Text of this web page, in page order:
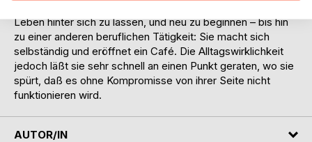
Leben hinter sich zu lassen, und neu zu beginnen – bis hin
zu einer anderen beruflichen Tätigkeit: Sie macht sich
selbständig und eröffnet ein Café. Die Alltagswirklichkeit
jedoch läßt sie sehr schnell an einen Punkt geraten, wo sie
spürt, daß es ohne Kompromisse von ihrer Seite nicht
funktionieren wird.
AUTOR/IN